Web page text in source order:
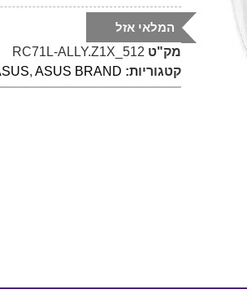
המלאי אזל
מק"ט RC71L-ALLY.Z1X_512
קטגוריות:
, ASUS BRAND